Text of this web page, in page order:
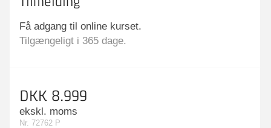
Få adgang til online kurset.
Tilgængeligt i 365 dage.
DKK 8.999
ekskl. moms
Nr. 72762 P